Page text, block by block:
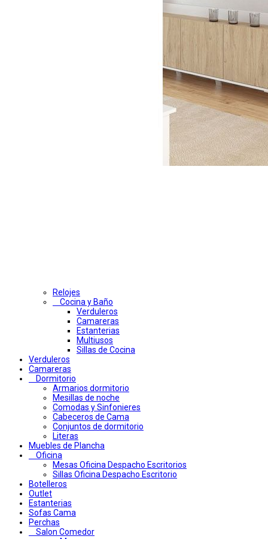
Relojes
Cocina y Baño
Verduleros
Camareras
Estanterias
Multiusos
Sillas de Cocina
Verduleros
Camareras
Dormitorio
Armarios dormitorio
Mesillas de noche
Comodas y Sinfonieres
Cabeceros de Cama
Conjuntos de dormitorio
Literas
Muebles de Plancha
Oficina
Mesas Oficina Despacho Escritorios
Sillas Oficina Despacho Escritorio
Botelleros
Outlet
Estanterias
Sofas Cama
Perchas
Salon Comedor